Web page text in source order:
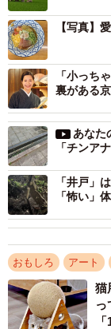
ねぎ子さんがこ
したところ、リ
「一瞬どきっと
「間違いなく二度
「いやぁぁぁ何
「これは守り神
「クオリティ高
「これは、たぶ
じめてですか？
ねぎ子さん：出
にも何度か訪れ
【写真】
「小っち
裏がある
あなた
「チンア
「井戸」
「怖い」
おもしろ アート
猫